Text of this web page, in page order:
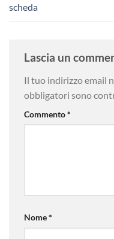
scheda
Lascia un
Il tuo indirizzo email
obbligatori sono
Commento*
Nome*